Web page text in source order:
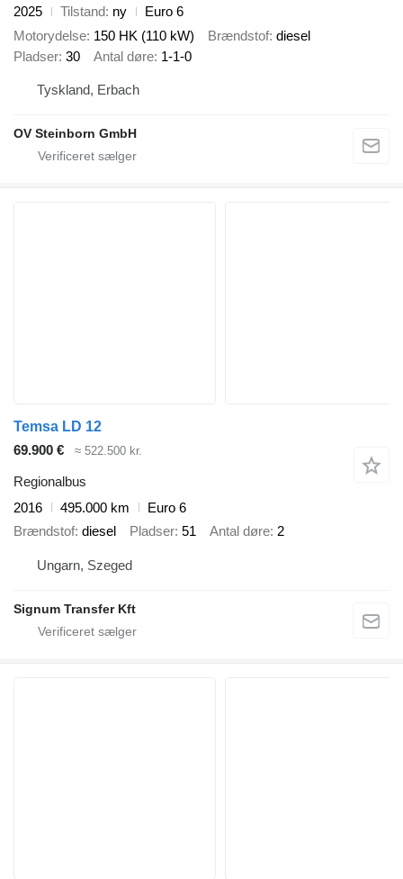
2025
Tilstand ny
Euro 6
Motorydelse 150 HK (110 kW) Brændstof diesel
Pladser 30 Antal døre 1-1-0
Tyskland, Erbach
OV Steinborn GmbH
Temsa LD 12
69.900 €
≈ 522.500 kr.
Regionalbus
2016
495.000 km
Euro 6
Brændstof diesel Pladser 51 Antal døre 2
Ungarn, Szeged
Signum Transfer Kft